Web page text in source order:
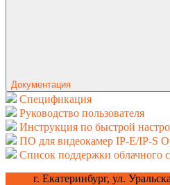
Документация
Спецификация
Руководство пользователя
Инструкция по быстрой
ПО для видеокамер IP-E/IP-S
Список поддержки облачного
г. Екатеринбург, ул.